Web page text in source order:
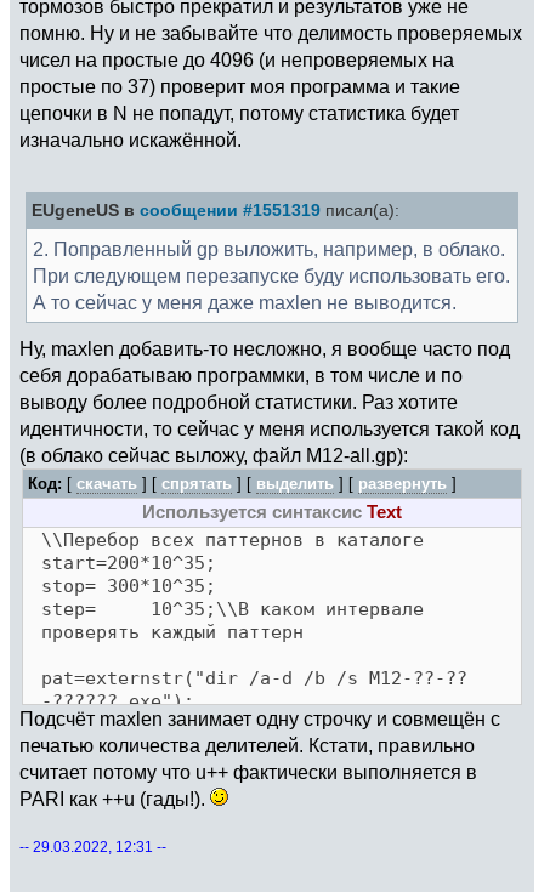
тормозов быстро прекратил и результатов уже не
помню. Ну и не забывайте что делимость проверяемых
чисел на простые до 4096 (и непроверяемых на
простые по 37) проверит моя программа и такие
цепочки в N не попадут, потому статистика будет
изначально искажённой.
EUgeneUS в сообщении #1551319 писал(а):
2. Поправленный gp выложить, например, в облако.
При следующем перезапуске буду использовать его.
А то сейчас у меня даже maxlen не выводится.
Ну, maxlen добавить-то несложно, я вообще часто под
себя дорабатываю программки, в том числе и по
выводу более подробной статистики. Раз хотите
идентичности, то сейчас у меня используется такой код
(в облако сейчас выложу, файл M12-all.gp):
Код: [скачать ] [спрятать ] [ выделить ] [ развернуть ]
Используется синтаксис Text
\\Перебор всех паттернов в каталоге
start=200*10^35;
stop= 300*10^35;
step= 10^35;\\В каком интервале
проверять каждый паттерн
pat=externstr("dir /a-d /b /s M12-??-??
-??????.exe");
if(#pat==0, print("Not found patterns!");
quit);
for(i=1,#pat, s=strsplit(pat[i],".");
pat[i]=strjoin(s[1..#s-1],"."));
ff=vector(#pat,i,
s=strsplit(pat[i],"\\");s[#s]);
Подсчёт maxlen занимает одну строчку и совмещён с
печатью количества делителей. Кстати, правильно
считает потому что u++ фактически выполняется в
PARI как ++u (гады!).
-- 29.03.2022, 12:31 --